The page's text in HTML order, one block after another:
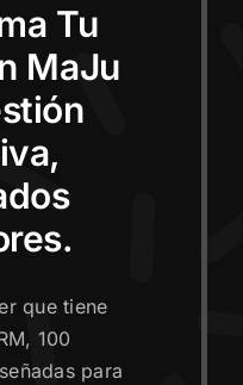
Tu
MaJu
que tiene
100
para